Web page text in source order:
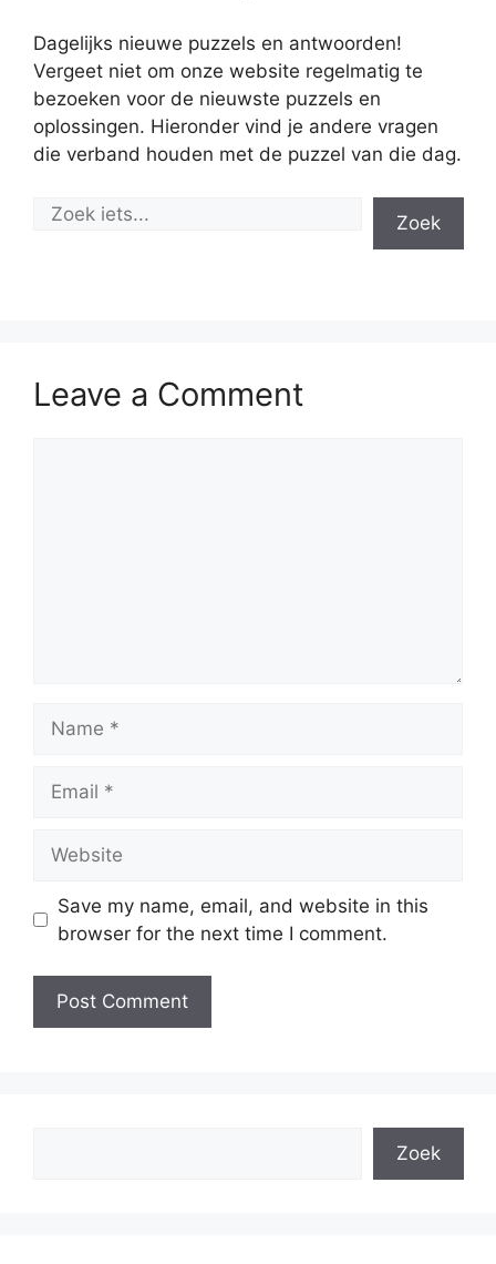
Dagelijks nieuwe puzzels en antwoorden!
Vergeet niet om onze website regelmatig te
bezoeken voor de nieuwste puzzels en
oplossingen. Hieronder vind je andere vragen
die verband houden met de puzzel van die dag.
Zoek
Leave a Comment
Save my name, email, and website in this
browser for the next time I comment.
Zoek